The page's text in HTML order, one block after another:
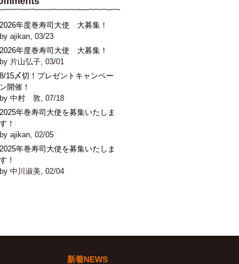
2026年度巻寿司大使 大募集！
by ajikan, 03/23
2026年度巻寿司大使 大募集！
by 片山弘子, 03/01
8/15〆切！プレゼントキャンペー
ン開催！
by 中村 敦, 07/18
2025年巻寿司大使を募集いたしま
す！
by ajikan, 02/05
2025年巻寿司大使を募集いたしま
す！
by 中川淑美, 02/04
新着NEWS